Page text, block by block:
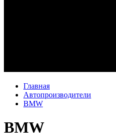
Главная
Автопроизводители
BMW
BMW